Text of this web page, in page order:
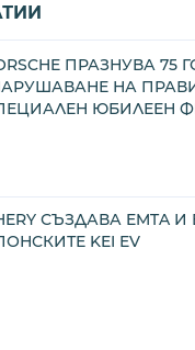
ПРАЗНУВА 75
НА
ЮБИЛЕЕН
СЪЗДАВА EMTA
KEI EV